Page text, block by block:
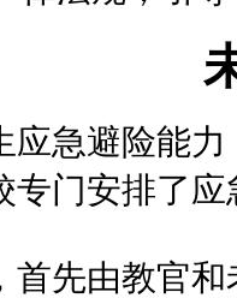
应急避险能
专门安排了
首先由教官